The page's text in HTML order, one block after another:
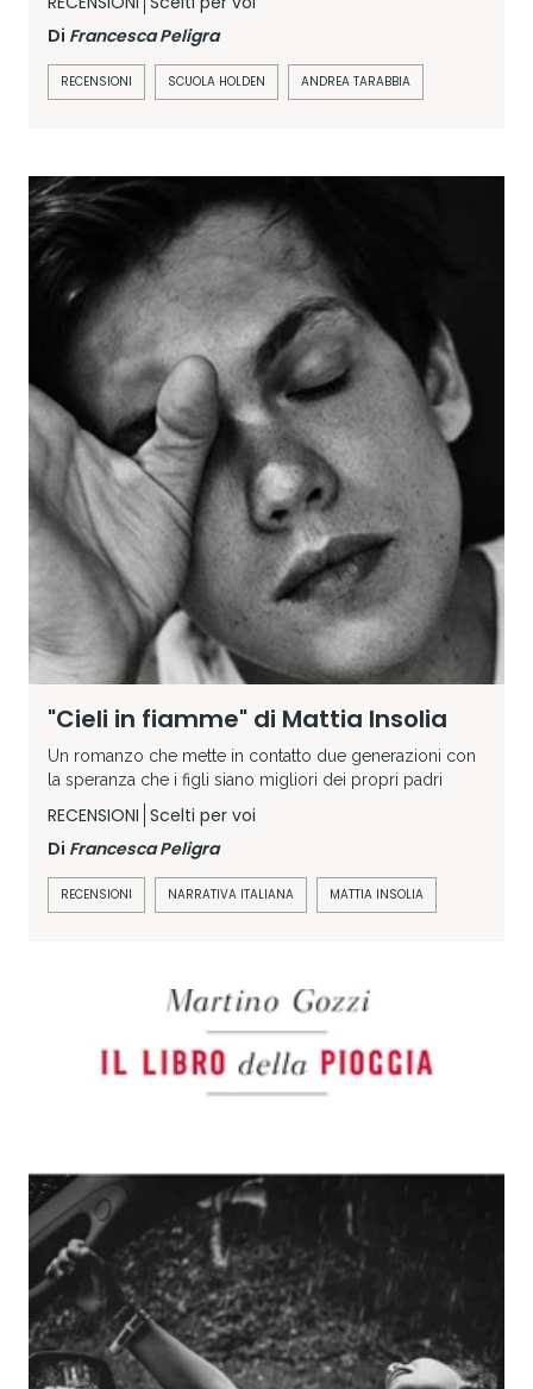
Di Francesca Peligra
RECENSIONI SCUOLA HOLDEN ANDREA TARABBIA
"Cieli in fiamme" di Mattia Insolia
Un romanzo che mette in contatto due generazioni con
la speranza che i figli siano migliori dei propri padri
RECENSIONI Scelti per voi
Di Francesca Peligra
RECENSIONI NARRATIVA ITALIANA MATTIA INSOLIA